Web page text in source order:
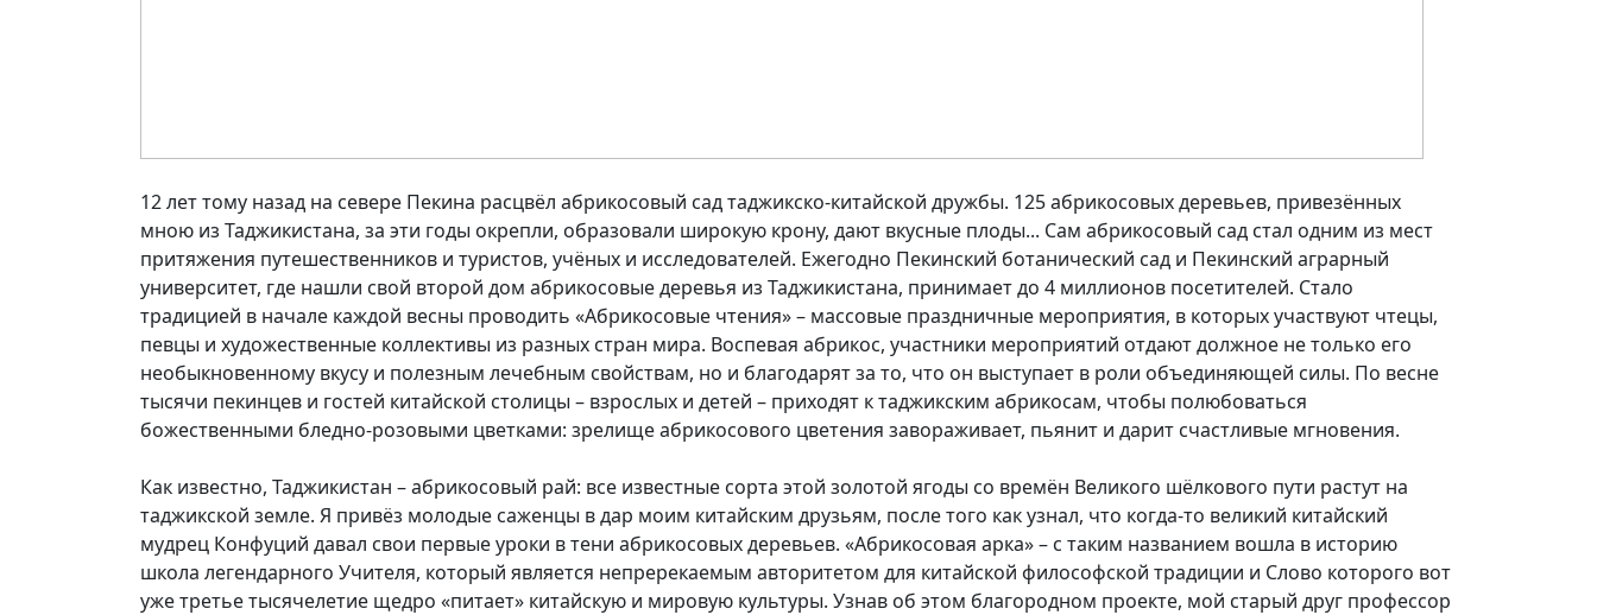
12 лет тому назад на севере Пекина расцвёл абрикосовый сад таджикско-китайской дружбы. 125 абрикосовых деревьев, привезённых
мною из Таджикистана, за эти годы окрепли, образовали широкую крону, дают вкусные плоды... Сам абрикосовый сад стал одним из мест
притяжения путешественников и туристов, учёных и исследователей. Ежегодно Пекинский ботанический сад и Пекинский аграрный
университет, где нашли свой второй дом абрикосовые деревья из Таджикистана, принимает до 4 миллионов посетителей. Стало
традицией в начале каждой весны проводить «Абрикосовые чтения» – массовые праздничные мероприятия, в которых участвуют чтецы,
певцы и художественные коллективы из разных стран мира. Воспевая абрикос, участники мероприятий отдают должное не только его
необыкновенному вкусу и полезным лечебным свойствам, но и благодарят за то, что он выступает в роли объединяющей силы. По весне
тысячи пекинцев и гостей китайской столицы – взрослых и детей – приходят к таджикским абрикосам, чтобы полюбоваться
божественными бледно-розовыми цветками: зрелище абрикосового цветения завораживает, пьянит и дарит счастливые мгновения.
Как известно, Таджикистан – абрикосовый рай: все известные сорта этой золотой ягоды со времён Великого шёлкового пути растут на
таджикской земле. Я привёз молодые саженцы в дар моим китайским друзьям, после того как узнал, что когда-то великий китайский
мудрец Конфуций давал свои первые уроки в тени абрикосовых деревьев. «Абрикосовая арка» – с таким названием вошла в историю
школа легендарного Учителя, который является непререкаемым авторитетом для китайской философской традиции и Слово которого вот
уже третье тысячелетие щедро «питает» китайскую и мировую культуры. Узнав об этом благородном проекте, мой старый друг профессор